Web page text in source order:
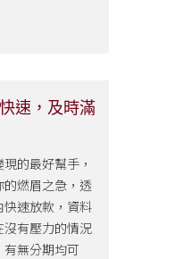
速，及時滿
的最好幫手，
燃眉之急，透
速放款，資料
有壓力的情況
無分期均可